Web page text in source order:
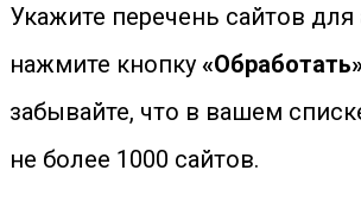
Укажите перечень сайтов для
нажмите кнопку
забывайте, что в вашем
не более 1000 сайтов.